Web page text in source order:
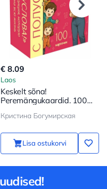
€ 8.09
Laos
Keskelt sõna!
Peremängukaardid. 100
veel lähemale
Кристина Богумирская
Lisa ostukorvi